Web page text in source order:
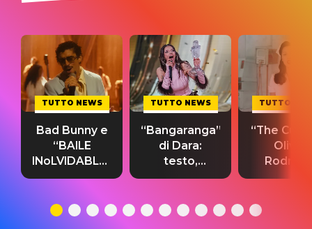
TUTTO NEWS
Bad Bunny e
“BAILE
INoLVIDABLE”:
testo,
significato
TUTTO NEWS
“Bangaranga”
di Dara:
testo,
traduzione e
del singolo
TUTTO
“The
Olivia
testo,